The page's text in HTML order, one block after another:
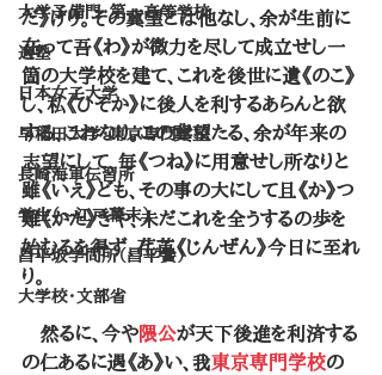
大学予備門・第一高等学校
適塾
日本女子大学
早稲田大学・東京専門学校
長崎海軍伝習所
学生（～江戸幕末）
昌平坂学問所（昌平黌）
大学校・文部省
だ》けり。その冀望とは他なし、余が生前に
在って吾《わ》が微力を尽して成立せし一
箇の大学校を建て、これを後世に遺《のこ》
し、私《ひそか》に後人を利するあらんと欲
する、これなり。この冀望たる、余が年来の
志望にして、毎《つね》に用意せし所なりと
雖《いえ》ども、その事の大にして且《か》つ
難《かた》きや、未だこれを全うするの歩を
始むるを得ず、荏苒《じんぜん》今日に至れ
り。
然るに、今や隈公が天下後進を利済する
の仁あるに遇《あ》い、我東京専門学校の